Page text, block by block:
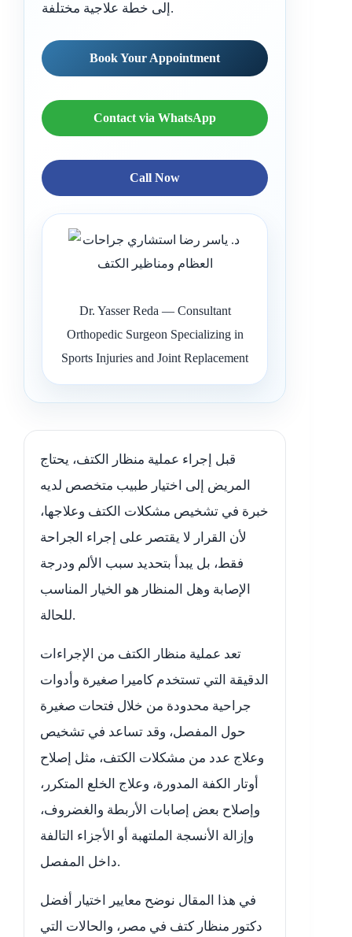
إلى خطة علاجية مختلفة.
Book Your Appointment
Contact via WhatsApp
Call Now
Dr. Yasser Reda — Consultant
Orthopedic Surgeon Specializing in
Sports Injuries and Joint Replacement
قبل إجراء عملية منظار الكتف، يحتاج
المريض إلى اختيار طبيب متخصص لديه
خبرة في تشخيص مشكلات الكتف وعلاجها،
لأن القرار لا يقتصر على إجراء الجراحة
فقط، بل يبدأ بتحديد سبب الألم ودرجة
الإصابة وهل المنظار هو الخيار المناسب
للحالة.
تعد عملية منظار الكتف من الإجراءات
الدقيقة التي تستخدم كاميرا صغيرة وأدوات
جراحية محدودة من خلال فتحات صغيرة
حول المفصل، وقد تساعد في تشخيص
وعلاج عدد من مشكلات الكتف، مثل إصلاح
أوتار الكفة المدورة، وعلاج الخلع المتكرر،
وإصلاح بعض إصابات الأربطة والغضروف،
وإزالة الأنسجة الملتهبة أو الأجزاء التالفة
داخل المفصل.
في هذا المقال نوضح معايير اختيار أفضل
دكتور منظار كتف في مصر، والحالات التي